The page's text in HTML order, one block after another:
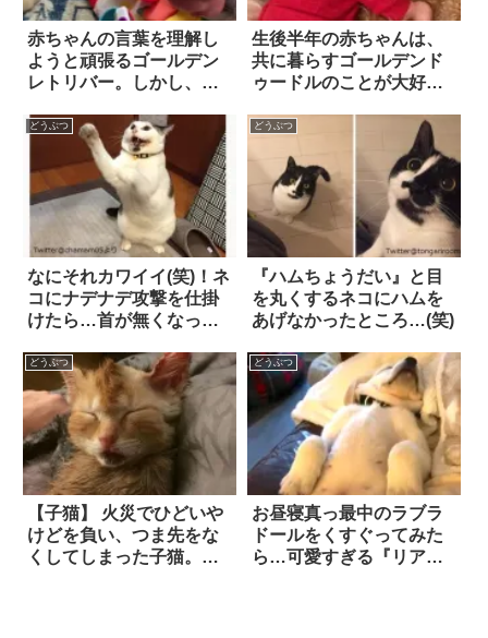
赤ちゃんの言葉を理解し
ようと頑張るゴールデン
レトリバー。しかし、や
生後半年の赤ちゃんは、
共に暮らすゴールデンド
ゥードルのことが大好
収めた写真にホッコリ癒
どうぶつ
なにそれカワイイ(笑)！ネ
コにナデナデ攻撃を仕掛
けたら…首が無くなっち
どうぶつ
『ハムちょうだい』と目
を丸くするネコにハムを
あげなかったところ…(笑)
どうぶつ
【子猫】 火災でひどいや
けどを負い、つま先をな
くしてしまった子猫。そ
どうぶつ
お昼寝真っ最中のラブラ
ドールをくすぐってみた
ら…可愛すぎる『リアク